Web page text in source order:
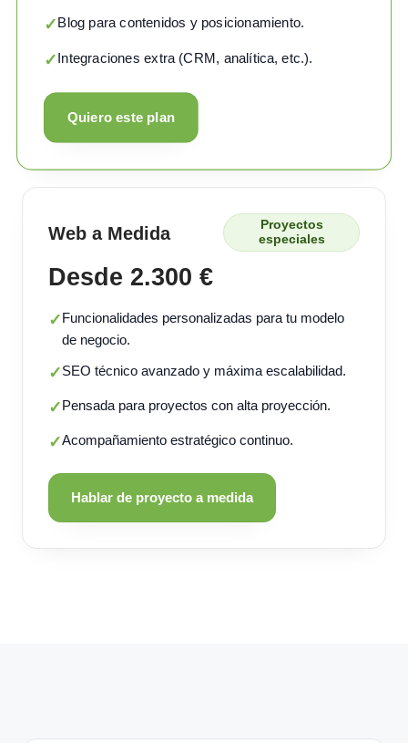
✓Blog para contenidos y posicionamiento.
✓Integraciones extra (CRM, analítica, etc.).
Quiero este plan
Web a Medida
Proyectos
especiales
Desde 2.300 €
✓Funcionalidades personalizadas para tu modelo
de negocio.
✓SEO técnico avanzado y máxima escalabilidad.
✓Pensada para proyectos con alta proyección.
✓Acompañamiento estratégico continuo.
Hablar de proyecto a medida